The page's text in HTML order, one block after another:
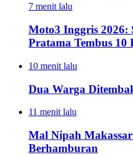
7 menit lalu
Moto3 Inggris 2026:
Pratama Tembus 10
10 menit lalu
Dua Warga
11 menit lalu
Mal Nipah
Berhamburan